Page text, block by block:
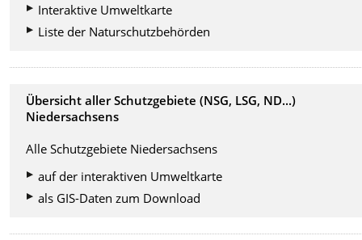
Interaktive Umweltkarte
Liste der Naturschutzbehörden
Übersicht aller Schutzgebiete (NSG, LSG, ND...)
Niedersachsens
Alle Schutzgebiete Niedersachsens
auf der interaktiven Umweltkarte
als GIS-Daten zum Download